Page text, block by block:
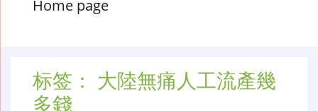
Home page
标签： 大陸無痛人工流產幾
多錢